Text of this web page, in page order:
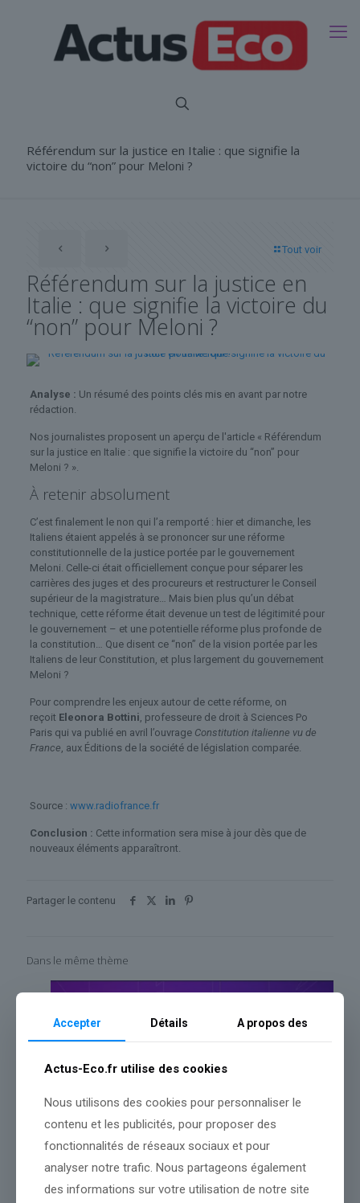
Référendum sur la justice en Italie : que signifie la
victoire du “non” pour Meloni ?
Tout voir
Référendum sur la justice en
Italie : que signifie la victoire du
“non” pour Meloni ?
Analyse : Un résumé des points clés mis en avant par notre
rédaction.
Nos journalistes proposent un aperçu de l'article « Référendum
sur la justice en Italie : que signifie la victoire du “non” pour
Meloni ? ».
À retenir absolument
C’est finalement le non qui l’a remporté : hier et dimanche, les
Italiens étaient appelés à se prononcer sur une réforme
constitutionnelle de la justice portée par le gouvernement
Meloni. Celle-ci était officiellement conçue pour séparer les
carrières des juges et des procureurs et restructurer le Conseil
supérieur de la magistrature… Mais bien plus qu’un débat
technique, cette réforme était devenue un test de légitimité pour
le gouvernement – et une potentielle réforme plus profonde de
la constitution… Que disent ce “non” de la vision portée par les
Italiens de leur Constitution, et plus largement du gouvernement
Meloni ?
Pour comprendre les enjeux autour de cette réforme, on
reçoit Eleonora Bottini , professeure de droit à Sciences Po
Paris qui va publié en avril l’ouvrage Constitution italienne vu de
France , aux Éditions de la société de législation comparée.
Source : www.radiofrance.fr
Conclusion : Cette information sera mise à jour dès que de
nouveaux éléments apparaîtront.
Partager le contenu
Dans le même thème
Accepter Détails A propos des
Actus-Eco.fr utilise des cookies
Nous utilisons des cookies pour personnaliser le
contenu et les publicités, pour proposer des
fonctionnalités de réseaux sociaux et pour
analyser notre trafic. Nous partageons également
des informations sur votre utilisation de notre site